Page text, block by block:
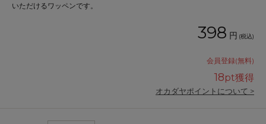
いただけるワッペンです。
398 円 (税込)
会員登録(無料)
18pt獲得
オカダヤポイントについて >